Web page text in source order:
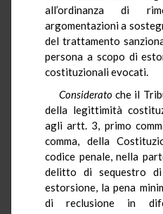
all’ordinanza di
argomentazioni a
del trattamento
persona a scopo di
costituzionali evocati.
Considerato che il
della legittimità
agli artt. 3, primo
comma, della
codice penale, nella
delitto di sequestro
estorsione, la pena
di reclusione in